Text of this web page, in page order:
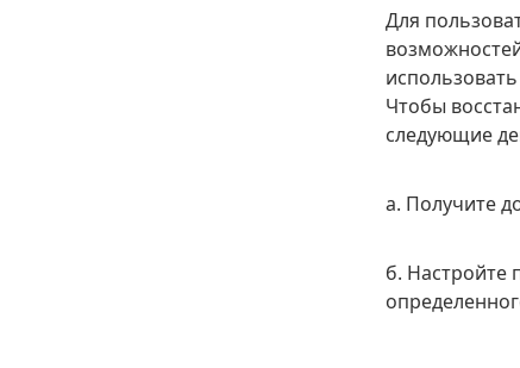
Для
Чтобы
следующие
а. Получите
б. Настройте